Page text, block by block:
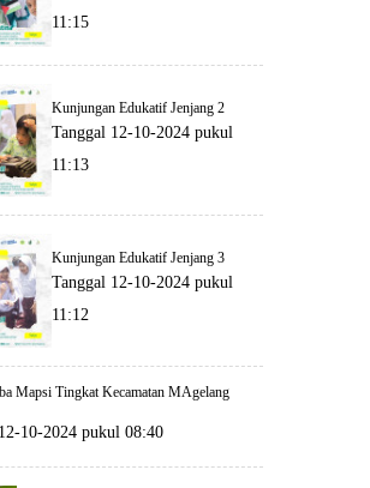
11:15
Kunjungan Edukatif Jenjang 2
Tanggal 12-10-2024 pukul
11:13
Kunjungan Edukatif Jenjang 3
Tanggal 12-10-2024 pukul
11:12
Mapsi Tingkat Kecamatan MAgelang
10-2024 pukul 08:40